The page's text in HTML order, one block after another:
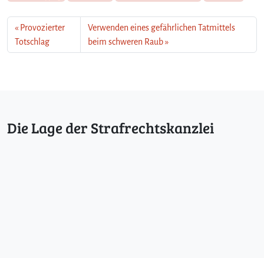
Provozierter
Totschlag
Verwenden eines gefährlichen Tatmittels
beim schweren Raub
Die Lage der Strafrechtskanzlei